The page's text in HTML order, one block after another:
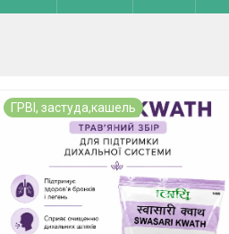
ГРВІ, застуда,кашель